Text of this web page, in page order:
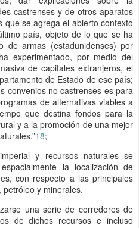
castrenses y de otros aparatos
que se agrega el abierto contexto
país, objeto de lo que se ha
de armas (estadunidenses) por
experimentado, por medio del
de capitales extranjeros, el
de Estado de ese país;
convenios no castrenses es para
de alternativas viables a
que destina fondos para la
y a la promoción de una mejor
18;
y recursos naturales se
la localización de
con respecto a las principales
y minerales.
una serie de corredores de
de dichos recursos e incluso